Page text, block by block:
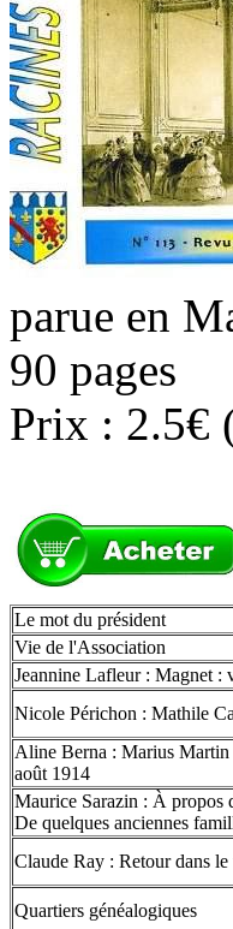
parue en
90 pages
Prix : 2.5€
Le mot du président
Vie de l'Association
Jeannine Lafleur : Magnet
Nicole Périchon : Mathile
Aline Berna : Marius Martin
août 1914
Maurice Sarazin : À propos
De quelques anciennes
Claude Ray : Retour dans
Quartiers généalogiques